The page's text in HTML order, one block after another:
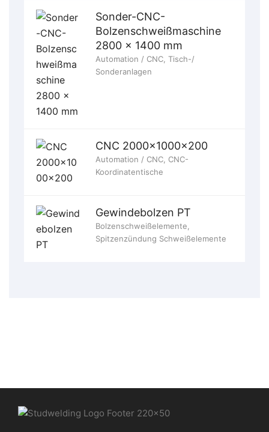
Sonder-CNC-
Bolzenschweißmaschine
2800 x 1400 mm
Automation / CNC Tisch-/
Sonderanlagen
CNC 2000x1000x200
Automation / CNC CNC-
Koordinatentische
Gewindebolzen PT
Bolzenschweißelemente
Spitzenzündung Schweißelemente